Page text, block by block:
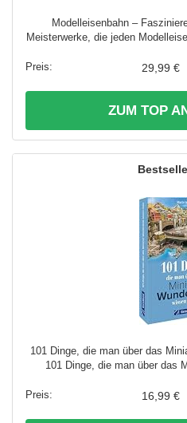
Modelleisenbahn –
Meisterwerke, die jeden
29,99 €
ZUM TOP
101 Dinge, die man über das
101 Dinge, die man über das
16,99 €